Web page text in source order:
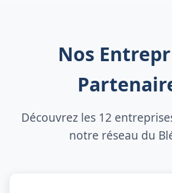
Nos
Découvrez les 12
notre réseau du